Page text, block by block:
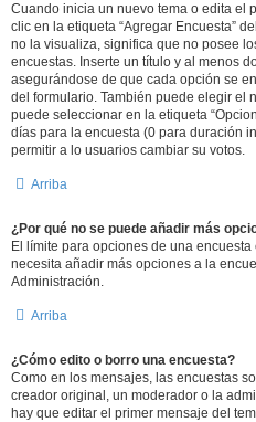
Cuando inicia un nuevo tema o edita el
clic en la etiqueta “Agregar Encuesta”
no la visualiza, significa que no posee
encuestas. Inserte un título y al menos
asegurándose de que cada opción se
del formulario. También puede elegir el
puede seleccionar en la etiqueta
días para la encuesta (0 para duración
permitir a lo usuarios cambiar su votos.
Arriba
¿Por qué no se puede añadir más
El límite para opciones de una
necesita añadir más opciones a la
Administración.
Arriba
¿Cómo edito o borro una encuesta?
Como en los mensajes, las encuestas
creador original, un moderador o la
hay que editar el primer mensaje del